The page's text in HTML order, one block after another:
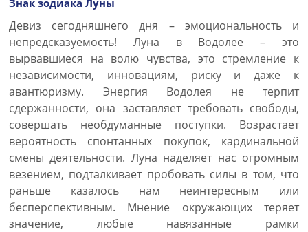
Знак зодиака Луны
Девиз сегодняшнего дня – эмоциональность и
непредсказуемость! Луна в Водолее – это
вырвавшиеся на волю чувства, это стремление к
независимости, инновациям, риску и даже к
авантюризму. Энергия Водолея не терпит
сдержанности, она заставляет требовать свободы,
совершать необдуманные поступки. Возрастает
вероятность спонтанных покупок, кардинальной
смены деятельности. Луна наделяет нас огромным
везением, подталкивает пробовать силы в том, что
раньше казалось нам неинтересным или
бесперспективным. Мнение окружающих теряет
значение, любые навязанные рамки